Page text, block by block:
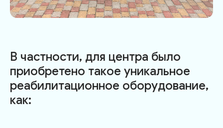
В частности, для центра было
приобретено такое уникальное
реабилитационное оборудование,
как: